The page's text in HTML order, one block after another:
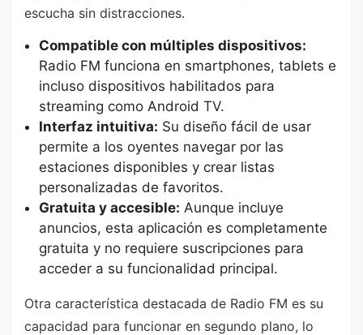
escucha sin distracciones.
Compatible con múltiples dispositivos:
Radio FM funciona en smartphones, tablets e
incluso dispositivos habilitados para
streaming como Android TV.
Interfaz intuitiva: Su diseño fácil de usar
permite a los oyentes navegar por las
estaciones disponibles y crear listas
personalizadas de favoritos.
Gratuita y accesible: Aunque incluye
anuncios, esta aplicación es completamente
gratuita y no requiere suscripciones para
acceder a su funcionalidad principal.
Otra característica destacada de Radio FM es su
capacidad para funcionar en segundo plano, lo